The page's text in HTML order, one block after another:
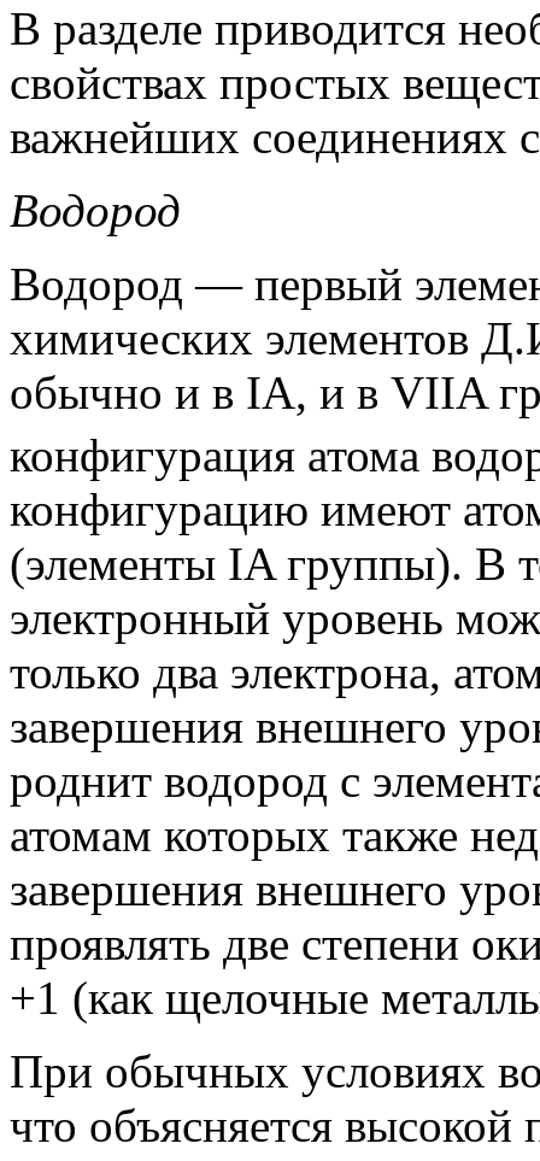
В разделе приводится
свойствах простых
важнейших соединениях
Водород
Водород — первый
химических элементов
обычно и в IA, и в VIIA
конфигурация атома
конфигурацию имеют
(элементы IA группы). В
электронный уровень
только два электрона,
завершения внешнего
роднит водород с
атомам которых также
завершения внешнего
проявлять две степени
+1 (как щелочные
При обычных условиях
что объясняется